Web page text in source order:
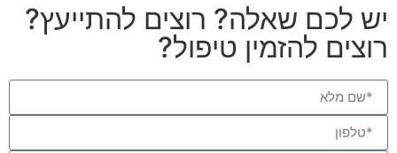
יש לכם שאלה? רוצים להתייעץ?
רוצים להזמין טיפול?